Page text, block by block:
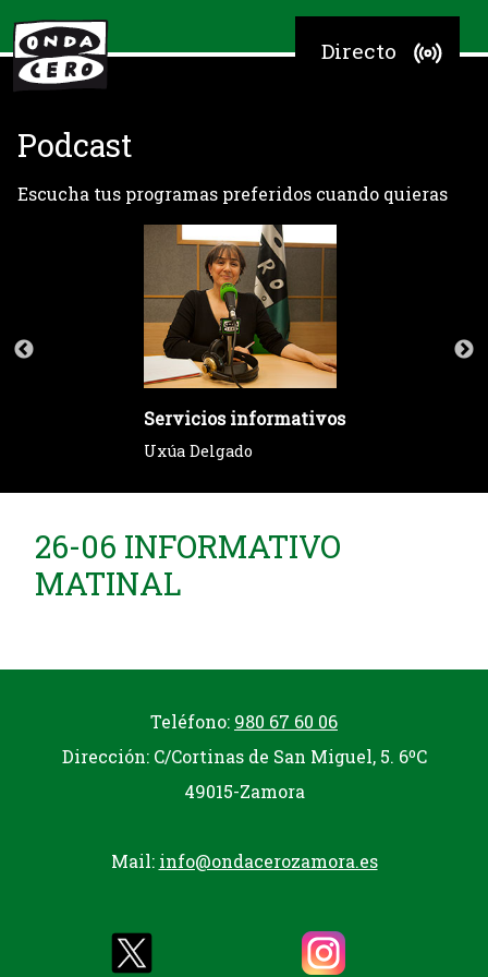
Directo
Podcast
Escucha tus programas preferidos cuando quieras
Servicios informativos
Uxúa Delgado
26-06 INFORMATIVO
MATINAL
Teléfono: 980 67 60 06
Dirección: C/Cortinas de San Miguel, 5. 6ºC
49015-Zamora
Mail: info@ondacerozamora.es